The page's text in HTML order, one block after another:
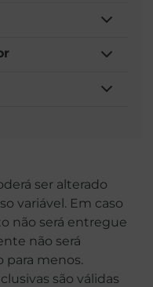
ser alterado
variável. Em caso
não será entregue
não será
para menos.
são válidas